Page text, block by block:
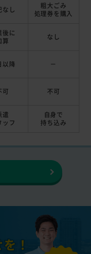
なし
粗大ごみ
処理券を 購入
後に
算
なし
以降 －
可 不可
遣
ッフ
自身で
持ち込み
！